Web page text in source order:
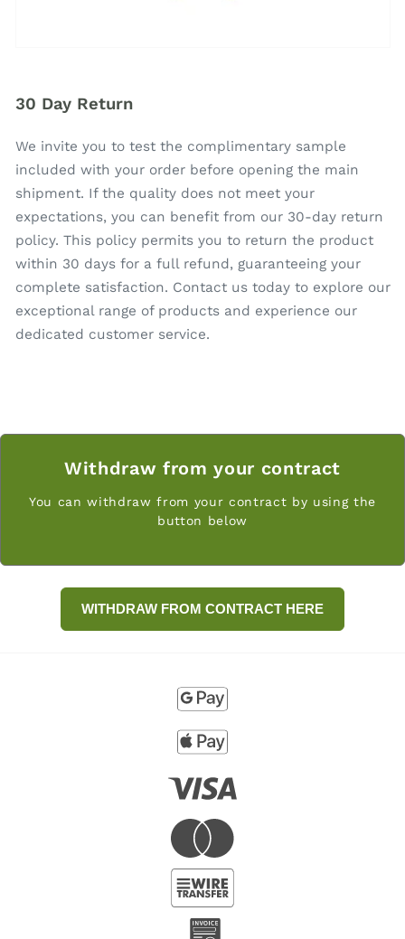
30 Day Return
We invite you to test the complimentary sample
included with your order before opening the main
shipment. If the quality does not meet your
expectations, you can benefit from our 30-day return
policy. This policy permits you to return the product
within 30 days for a full refund, guaranteeing your
complete satisfaction. Contact us today to explore our
exceptional range of products and experience our
dedicated customer service.
Withdraw from your contract
You can withdraw from your contract by using the
button below